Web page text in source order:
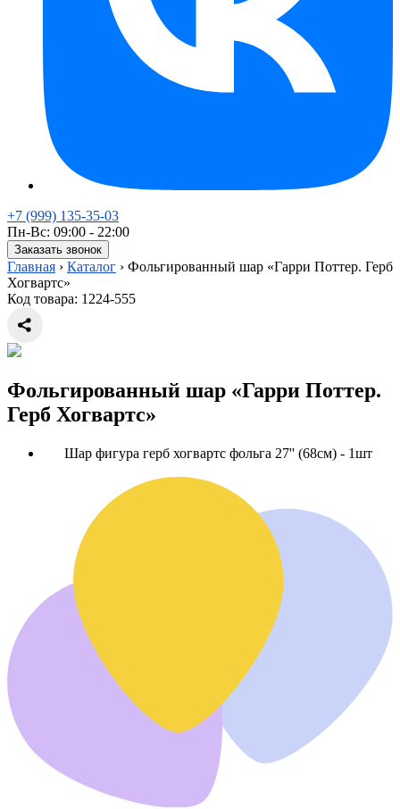
+7 (999) 135-35-03
Пн-Вс: 09:00 - 22:00
Заказать звонок
Главная › Каталог › Фольгированный шар «Гарри Поттер. Герб
Хогвартс»
Код товара: 1224-555
Фольгированный шар «Гарри Поттер.
Герб Хогвартс»
Шар фигура герб хогвартс фольга 27'' (68см) - 1шт